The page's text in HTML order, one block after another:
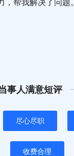
事人满意短评
尽心尽职
收费合理